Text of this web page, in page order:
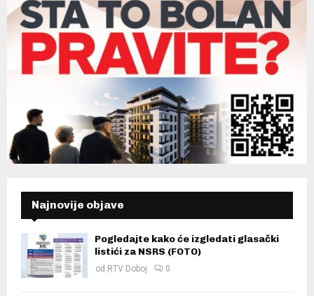
Najnovije objave
Pogledajte kako će izgledati glasački
listići za NSRS (FOTO)
od RTV Doboj 0